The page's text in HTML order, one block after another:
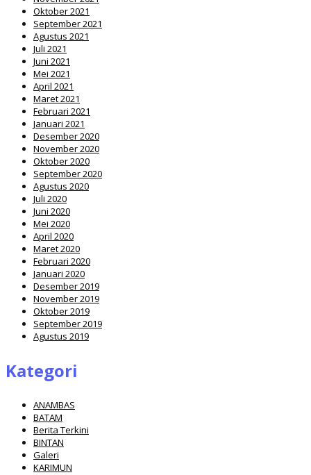
Oktober 2021
September 2021
Agustus 2021
Juli 2021
Juni 2021
Mei 2021
April 2021
Maret 2021
Februari 2021
Januari 2021
Desember 2020
November 2020
Oktober 2020
September 2020
Agustus 2020
Juli 2020
Juni 2020
Mei 2020
April 2020
Maret 2020
Februari 2020
Januari 2020
Desember 2019
November 2019
Oktober 2019
September 2019
Agustus 2019
Kategori
ANAMBAS
BATAM
Berita Terkini
BINTAN
Galeri
KARIMUN